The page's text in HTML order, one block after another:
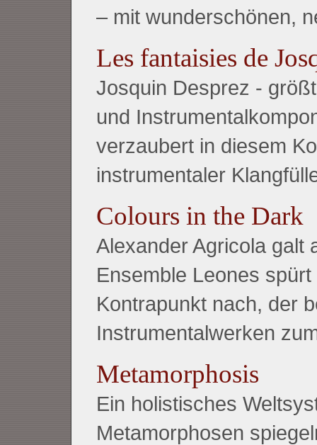
– mit wunderschönen,
Les fantaisies de
Josquin Desprez -
und
verzaubert in diesem
instrumentaler
Colours in the Dark
Alexander Agricola galt
Ensemble Leones
Kontrapunkt nach, der
Instrumentalwerken
Metamorphosis
Ein holistisches
Metamorphosen